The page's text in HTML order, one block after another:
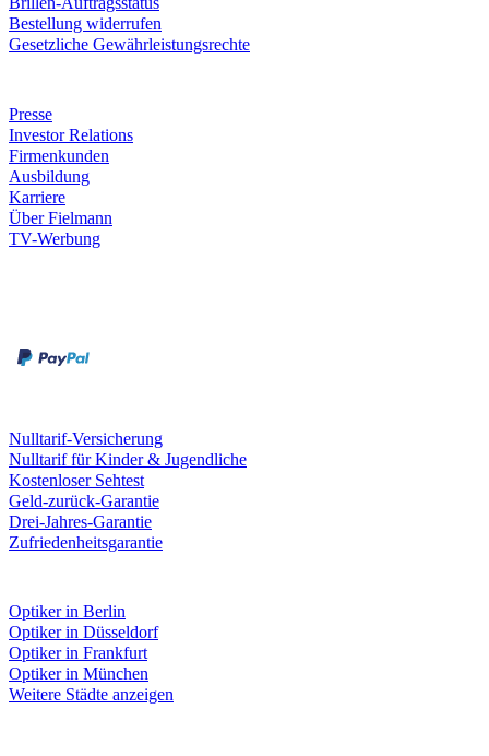
Bestellung widerrufen
Gesetzliche Gewährleistungsrechte
Presse
Investor Relations
Firmenkunden
Ausbildung
Karriere
Über Fielmann
TV-Werbung
Nulltarif-Versicherung
Nulltarif für Kinder & Jugendliche
Kostenloser Sehtest
Geld-zurück-Garantie
Drei-Jahres-Garantie
Zufriedenheitsgarantie
Optiker in Berlin
Optiker in Düsseldorf
Optiker in Frankfurt
Optiker in München
Weitere Städte anzeigen